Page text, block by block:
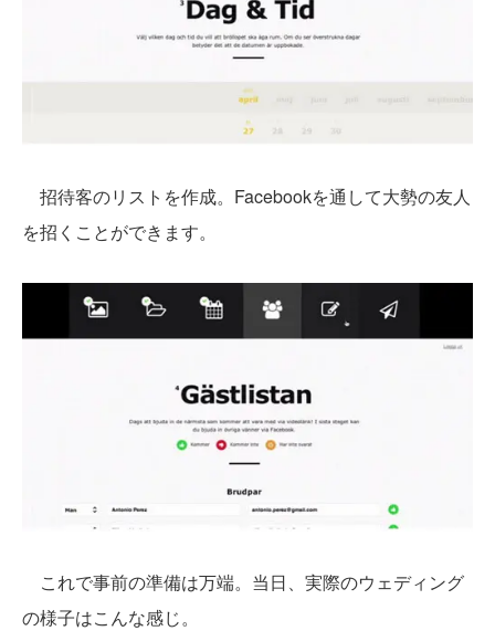
招待客のリストを作成。Facebookを通して大勢の友人
を招くことができます。
これで事前の準備は万端。当日、実際のウェディング
の様子はこんな感じ。